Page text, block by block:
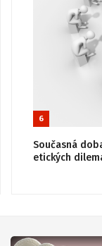
6
Současná
etických